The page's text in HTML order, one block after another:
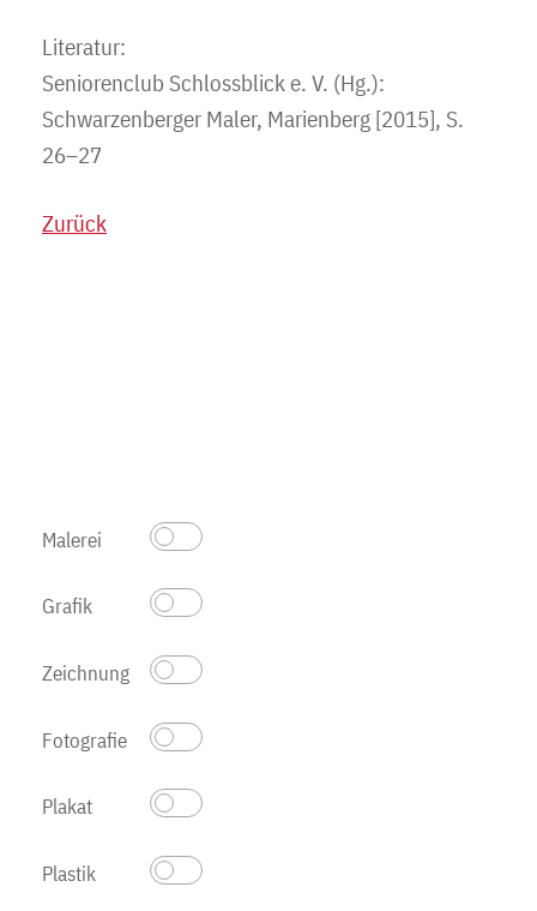
Literatur:
Seniorenclub Schlossblick e. V. (Hg.):
Schwarzenberger Maler, Marienberg [2015], S.
26–27
Zurück
Malerei
Grafik
Zeichnung
Fotografie
Plakat
Plastik